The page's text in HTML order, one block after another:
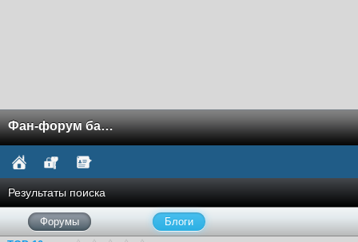
Фан-форум баскетбола NCAA
Результаты поиска
Форумы
Блоги